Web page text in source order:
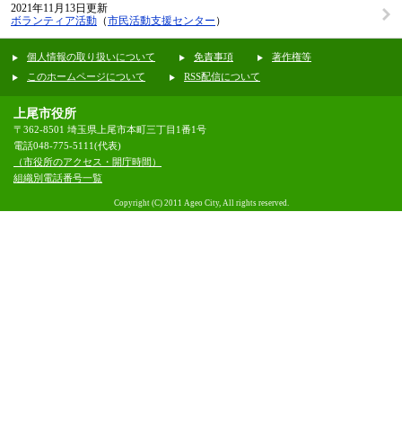
2021年11月13日更新
ボランティア活動 （市民活動支援センター ）
個人情報の取り扱いについて 免責事項
著作権等
このホームページについて
RSS配信について
上尾市役所
〒362-8501 埼玉県上尾市本町三丁目1番1号
電話048-775-5111(代表)
（市役所のアクセス・開庁時間）
組織別電話番号一覧
Copyright (C) 2011 Ageo City, All rights reserved.